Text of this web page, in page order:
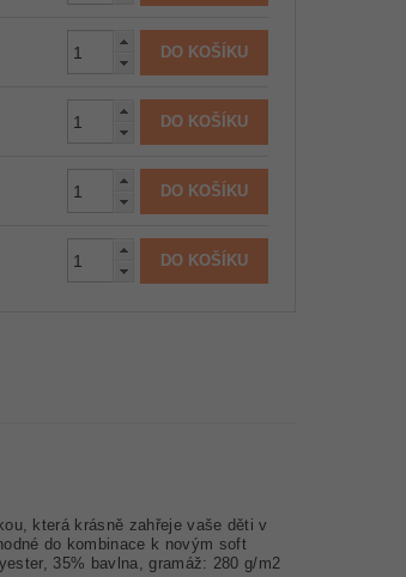
která krásně zahřeje vaše děti v
do kombinace k novým soft
35% bavlna, gramáž: 280 g/m2